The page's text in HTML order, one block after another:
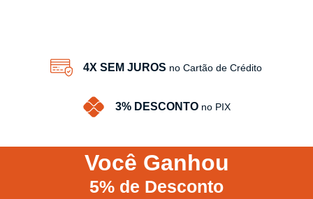
4X SEM JUROS no Cartão de Crédito
3% DESCONTO no PIX
Você Ganhou
5% de Desconto